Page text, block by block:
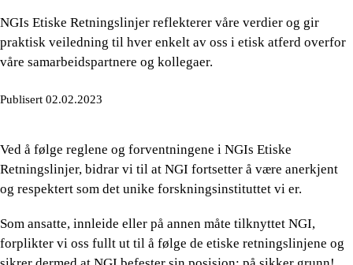
NGIs Etiske Retningslinjer reflekterer våre verdier og gir
praktisk veiledning til hver enkelt av oss i etisk atferd overfor
våre samarbeidspartnere og kollegaer.
Publisert 02.02.2023
Ved å følge reglene og forventningene i NGIs Etiske
Retningslinjer, bidrar vi til at NGI fortsetter å være anerkjent
og respektert som det unike forskningsinstituttet vi er.
Som ansatte, innleide eller på annen måte tilknyttet NGI,
forplikter vi oss fullt ut til å følge de etiske retningslinjene og